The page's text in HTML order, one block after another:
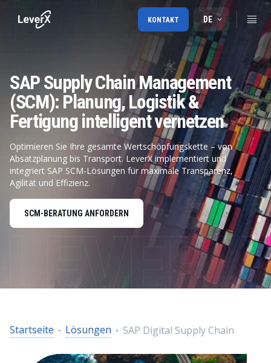
DE
KONTAKT
SAP Supply Chain Management
(SCM): Planung, Logistik &
Fertigung intelligent vernetzen
Optimieren Sie Ihre gesamte Wertschöpfungskette – von
Absatzplanung bis Transport. LeverX implementiert und
integriert SAP SCM-Lösungen für maximale Transparenz,
Agilität und Effizienz.
SCM-BERATUNG ANFORDERN
Startseite Lösungen SAP Digital Supply Chain